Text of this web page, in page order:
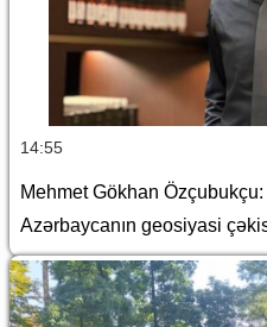
14:55
Mehmet Gökhan
Azərbaycanın geosiyasi